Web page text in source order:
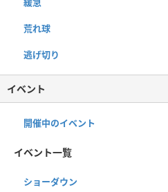
荒れ球
逃げ切り
イベント
開催中のイベント
イベント一覧
ショーダウン